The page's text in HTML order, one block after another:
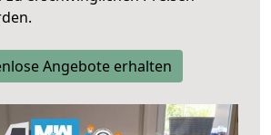
Angebote erhalten